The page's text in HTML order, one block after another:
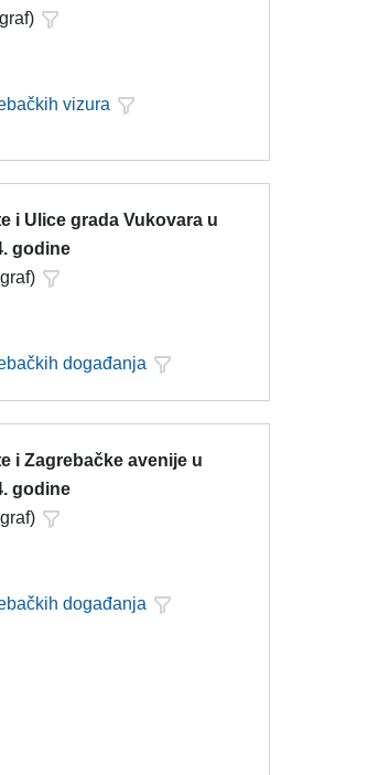
vizura
i Ulice grada Vukovara u
godine
događanja
i Zagrebačke avenije u
godine
događanja